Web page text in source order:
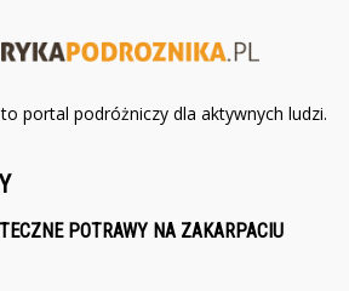
portal podróżniczy dla aktywnych ludzi.
POTRAWY NA ZAKARPACIU